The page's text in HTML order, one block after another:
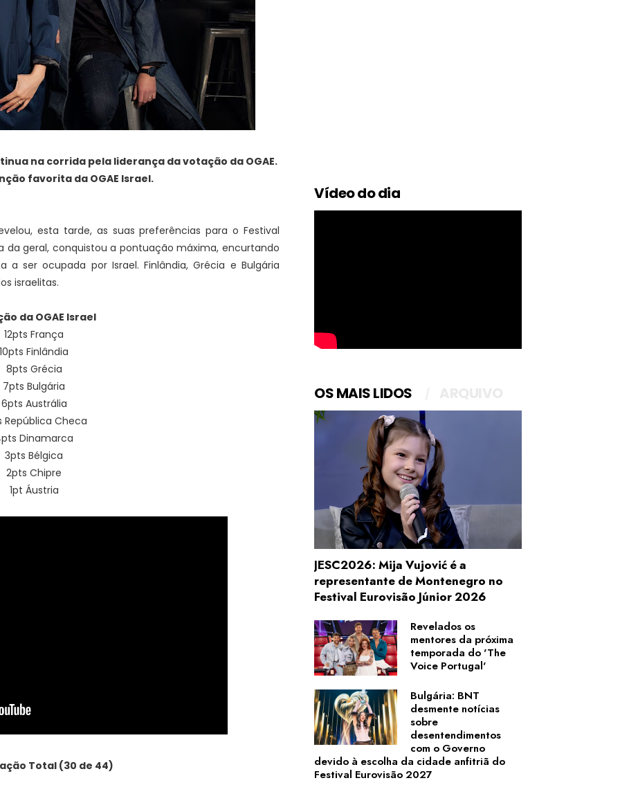
na corrida pela liderança da votação da OGAE.
favorita da OGAE Israel.
esta tarde, as suas preferências para o Festival
da geral, conquistou a pontuação máxima, encurtando
ser ocupada por Israel. Finlândia, Grécia e Bulgária
israelitas.
da OGAE Israel
12pts França
10pts Finlândia
8pts Grécia
7pts Bulgária
6pts Austrália
República Checa
Dinamarca
3pts Bélgica
2pts Chipre
1pt Áustria
Total (30 de 44)
Vídeo do dia
OS MAIS LIDOS
JESC2026: Mija Vujović é a
representante de Montenegro no
Festival Eurovisão Júnior 2026
Revelados os
mentores da próxima
temporada do 'The
Voice Portugal'
Bulgária: BNT
desmente notícias
sobre
desentendimentos
com o Governo
devido à escolha da cidade anfitriã do
Festival Eurovisão 2027